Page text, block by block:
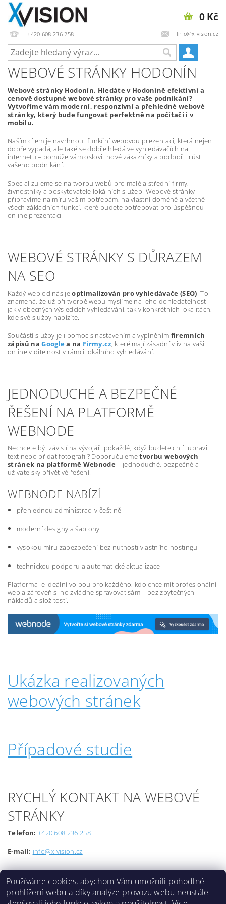
+420 608 236 258 Info@x-vision.cz
0 Kč
WEBOVÉ STRÁNKY HODONÍN
Webové stránky Hodonín. Hledáte v Hodoníně efektivní a
cenově dostupné webové stránky pro vaše podnikání?
Vytvoříme vám moderní, responzivní a přehledné webové
stránky, který bude fungovat perfektně na počítači i v
mobilu.
Naším cílem je navrhnout funkční webovou prezentaci, která nejen
dobře vypadá, ale také se dobře hledá ve vyhledávačích na
internetu – pomůže vám oslovit nové zákazníky a podpořit růst
vašeho podnikání.
Specializujeme se na tvorbu webů pro malé a střední firmy,
živnostníky a poskytovatele lokálních služeb. Webové stránky
připravíme na míru vašim potřebám, na vlastní doméně a včetně
všech základních funkcí, které budete potřebovat pro úspěšnou
online prezentaci.
WEBOVÉ STRÁNKY S DŮRAZEM
NA SEO
Každý web od nás jeoptimalizován pro vyhledávače (SEO). To
znamená, že už při tvorbě webu myslíme na jeho dohledatelnost –
jak v obecných výsledcích vyhledávání, tak v konkrétních lokalitách,
kde své služby nabízíte.
Součástí služby je i pomoc s nastavením a vyplněním firemních
zápisů naGooglea na Firmy.cz, které mají zásadní vliv na vaši
online viditelnost v rámci lokálního vyhledávání.
JEDNODUCHÉ A BEZPEČNÉ
ŘEŠENÍ NA PLATFORMĚ
WEBNODE
Nechcete být závislí na vývojáři pokaždé, když budete chtít upravit
text nebo přidat fotografii? Doporučujemetvorbu webových
stránek na platformě Webnode – jednoduché, bezpečné a
uživatelsky přívětivé řešení.
WEBNODE NABÍZÍ
přehlednou administraci v češtině
moderní designy a šablony
vysokou míru zabezpečení bez nutnosti vlastního hostingu
technickou podporu a automatické aktualizace
Platforma je ideální volbou pro každého, kdo chce mít profesionální
web a zároveň si ho zvládne spravovat sám – bez zbytečných
nákladů a složitostí.
Ukázka realizovaných
webových stránek
Případové studie
RYCHLÝ KONTAKT NA WEBOVÉ
STRÁNKY
Telefon: +420 608 236 258
E-mail: info@x-vision.cz
Používáme cookies, abychom Vám umožnili pohodlné
prohlížení webu a díky analýze provozu webu neustále